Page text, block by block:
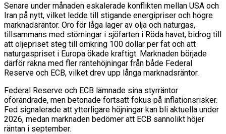
Senare under månaden eskalerade konflikten mellan USA och
Iran på nytt, vilket ledde till stigande energipriser och högre
marknadsräntor. Oro för låga lager av olja och naturgas,
tillsammans med störningar i sjöfarten i Röda havet, bidrog till
att oljepriset steg till omkring 100 dollar per fat och att
naturgaspriset i Europa ökade kraftigt. Marknaden började
därför räkna med fler räntehöjningar från både Federal
Reserve och ECB, vilket drev upp långa marknadsräntor.
Federal Reserve och ECB lämnade sina styrräntor
oförändrade, men betonade fortsatt fokus på inflationsrisker.
Fed signalerade att ytterligare höjningar kan bli aktuella under
2026, medan marknaden bedömer att ECB sannolikt höjer
räntan i september.